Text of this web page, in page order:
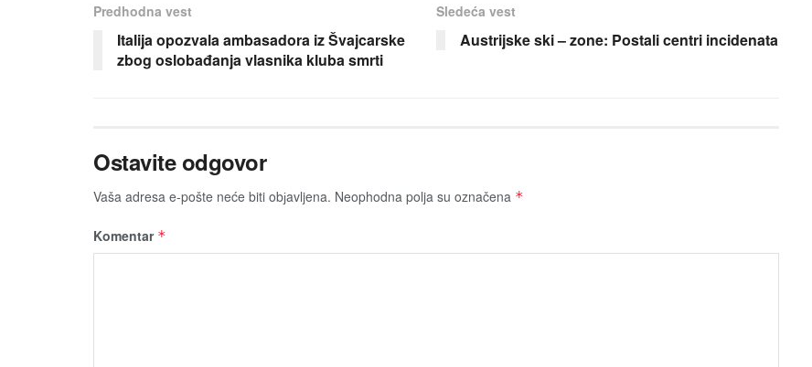
Predhodna vest
Italija opozvala ambasadora iz Švajcarske
zbog oslobađanja vlasnika kluba smrti
Sledeća vest
Austrijske ski – zone: Postali centri incidenata
Ostavite odgovor
Vaša adresa e-pošte neće biti obјavljena. Neophodna polja su označena *
Komentar *